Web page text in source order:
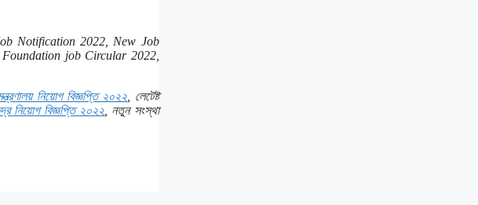
Notification 2022, New Job
Foundation job Circular 2022,
নিয়োগ বিজ্ঞপ্তি ২০২২ , লেটেষ্ট
নিয়োগ বিজ্ঞপ্তি ২০২২ , নতুন সংস্থা